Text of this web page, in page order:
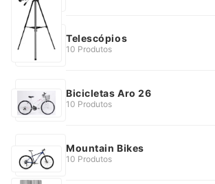
Telescópios
10 Produtos
Bicicletas Aro 26
10 Produtos
Mountain Bikes
10 Produtos